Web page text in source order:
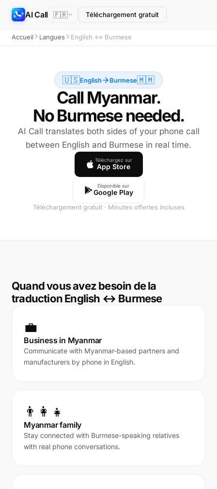
AI Call 🇫🇷 Téléchargement gratuit
Accueil Langues English ↔ Burmese
🇺🇸English Burmese🇲🇲
Call Myanmar.
No Burmese needed.
AI Call translates both sides of your phone call
between English and Burmese in real time.
Téléchargez sur
App Store
Disponible sur
Google Play
Téléchargement gratuit · Minutes offertes incluses
Quand vous avez besoin de la
traduction English ↔ Burmese
💼
Business in Myanmar
Communicate with Myanmar-based partners and
manufacturers by phone in English.
👨‍👩‍👧
Myanmar family
Stay connected with Burmese-speaking relatives
with real phone conversations.